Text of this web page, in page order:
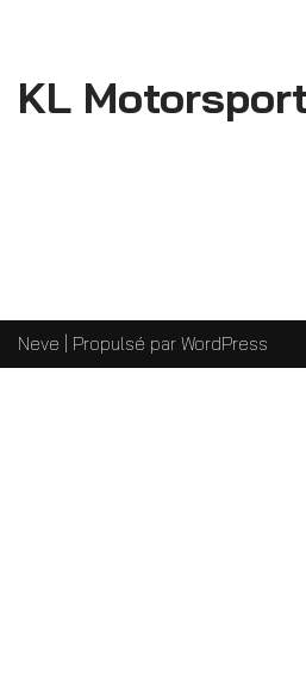
KL
Neve | Propulsé par WordPress